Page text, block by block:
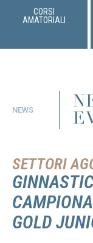
CORSI
AMATORIALI
NEWS
SETTORI
GOLD